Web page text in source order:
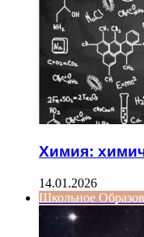
Химия:
14.01.2026
Школьное